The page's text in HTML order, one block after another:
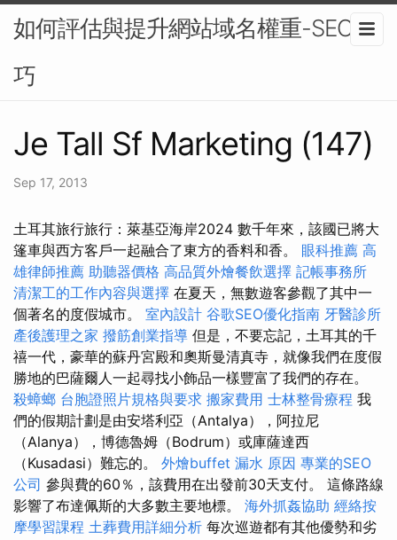
如何評估與提升網站域名權重-SEO技
巧
Je Tall Sf Marketing (147)
Sep 17, 2013
土耳其旅行旅行：萊基亞海岸2024 數千年來，該國已將大
篷車與西方客戶一起融合了東方的香料和香。 眼科推薦 高
雄律師推薦 助聽器價格 高品質外燴餐飲選擇 記帳事務所
清潔工的工作內容與選擇 在夏天，無數遊客參觀了其中一
個著名的度假城市。 室內設計 谷歌SEO優化指南 牙醫診所
產後護理之家 撥筋創業指導 但是，不要忘記，土耳其的千
禧一代，豪華的蘇丹宮殿和奧斯曼清真寺，就像我們在度假
勝地的巴薩爾人一起尋找小飾品一樣豐富了我們的存在。
殺蟑螂 台胞證照片規格與要求 搬家費用 士林整骨療程 我
們的假期計劃是由安塔利亞（Antalya），阿拉尼
（Alanya），博德魯姆（Bodrum）或庫薩達西
（Kusadasi）難忘的。 外燴buffet 漏水 原因 專業的SEO
公司 參與費的60％，該費用在出發前30天支付。 這條路線
影響了布達佩斯的大多數主要地標。 海外抓姦協助 經絡按
摩學習課程 土葬費用詳細分析 每次巡遊都有其他優勢和劣